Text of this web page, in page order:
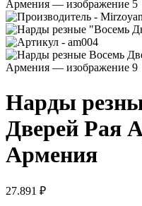
Нарды
Дверей Рая
Армения
27.891 ₽